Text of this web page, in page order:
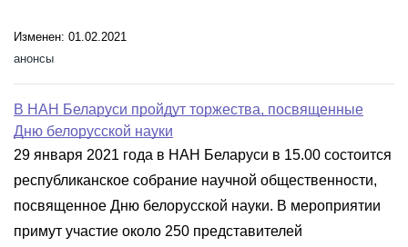
Изменен: 01.02.2021
анонсы
В НАН Беларуси пройдут торжества, посвященные
Дню белорусской науки
29 января 2021 года в НАН Беларуси в 15.00 состоится
республиканское собрание научной общественности,
посвященное Дню белорусской науки. В мероприятии
примут участие около 250 представителей